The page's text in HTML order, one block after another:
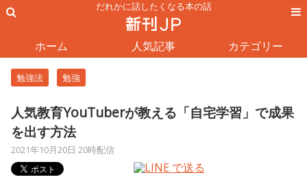
だれかに話したくなる本の話
ホーム 人気記事 カテゴリー
勉強法 勉強
人気教育YouTuberが教える「自宅学習」で成果
を出す方法
2021年10月20日 20時配信